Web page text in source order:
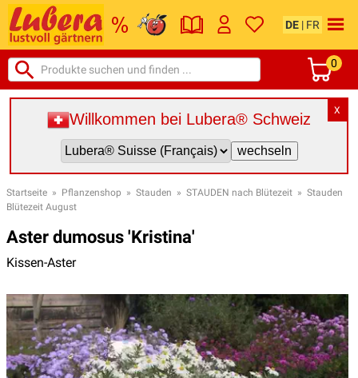
DE | FR
0
X
Willkommen bei Lubera® Schweiz
Startseite » Pflanzenshop » Stauden » STAUDEN nach Blütezeit » Stauden
Blütezeit August
Aster dumosus 'Kristina'
Kissen-Aster